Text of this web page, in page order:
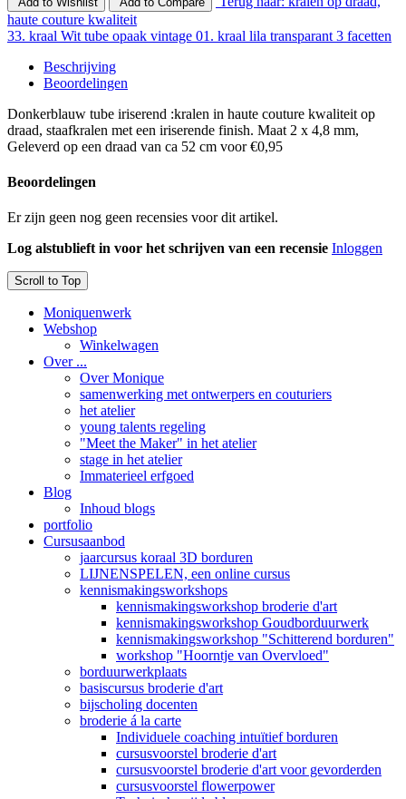
haute couture kwaliteit
33. kraal Wit tube opaak vintage 01. kraal lila transparant 3 facetten
Beschrijving
Beoordelingen
Donkerblauw tube iriserend :kralen in haute couture kwaliteit op
draad, staafkralen met een iriserende finish. Maat 2 x 4,8 mm,
Geleverd op een draad van ca 52 cm voor €0,95
Beoordelingen
Er zijn geen nog geen recensies voor dit artikel.
Log alstublieft in voor het schrijven van een recensie Inloggen
Scroll to Top
Moniquenwerk
Webshop
Winkelwagen
Over ...
Over Monique
samenwerking met ontwerpers en couturiers
het atelier
young talents regeling
"Meet the Maker" in het atelier
stage in het atelier
Immaterieel erfgoed
Blog
Inhoud blogs
portfolio
Cursusaanbod
jaarcursus koraal 3D borduren
LIJNENSPELEN, een online cursus
kennismakingsworkshops
kennismakingsworkshop broderie d'art
kennismakingsworkshop Goudborduurwerk
kennismakingsworkshop "Schitterend borduren"
workshop "Hoorntje van Overvloed"
borduurwerkplaats
basiscursus broderie d'art
bijscholing docenten
broderie á la carte
Individuele coaching intuïtief borduren
cursusvoorstel broderie d'art
cursusvoorstel broderie d'art voor gevorderden
cursusvoorstel flowerpower